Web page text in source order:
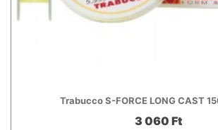
Trabucco S-FORCE LONG CAST
3 060 Ft